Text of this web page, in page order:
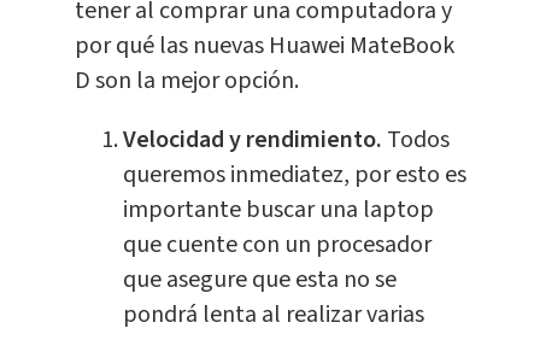
tener al comprar una computadora y
por qué las nuevas Huawei MateBook
D son la mejor opción.
Velocidad y rendimiento. Todos
queremos inmediatez, por esto es
importante buscar una laptop
que cuente con un procesador
que asegure que esta no se
pondrá lenta al realizar varias